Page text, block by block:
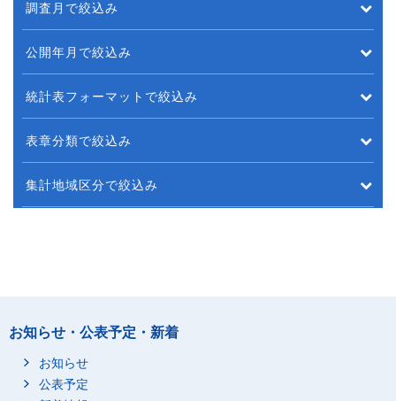
調査月で絞込み
公開年月で絞込み
統計表フォーマットで絞込み
表章分類で絞込み
集計地域区分で絞込み
お知らせ・公表予定・新着
お知らせ
公表予定